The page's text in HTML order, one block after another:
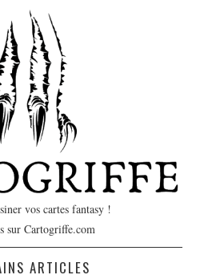
vos cartes fantasy !
sur Cartogriffe.com
ARTICLES